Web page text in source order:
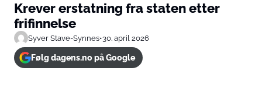
Krever erstatning fra staten etter
frifinnelse
Syver Stave-Synnes•30. april 2026
Følg dagens.no på Google